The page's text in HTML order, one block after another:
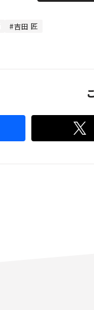
吉田 匠